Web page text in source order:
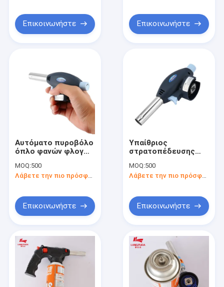
προϊόντα
Σχετικά με εμάς
στρατοπέδευσης
βαθμού
Επικοινωνήστε Επικοινωνήστε
Αυτόματο πυροβόλο
όπλο φανών φλογών
το ψήσιμο
μαγειρέματος
MOQ:500
Λάβετε την πιο πρόσφατη τιμή
Επικοινωνήστε
Υπαίθριος
στρατοπέδευσης
φανών βουτανίου
φανός συγκόλλησης
MOQ:500
Επικοινωνήστε